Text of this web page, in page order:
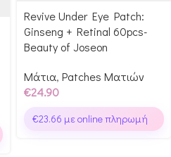
Revive Under Eye Patch:
Ginseng + Retinal 60pcs-
Beauty of Joseon
Μάτια, Patches Ματιών
€24.90
€23.66 με online πληρωμή